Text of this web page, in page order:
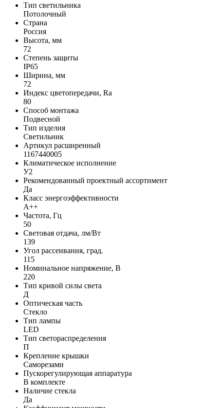
Тип светильника
Потолочный
Страна
Россия
Высота, мм
72
Степень защиты
IP65
Ширина, мм
72
Индекс цветопередачи, Ra
80
Способ монтажа
Подвесной
Тип изделия
Светильник
Артикул расширенный
1167440005
Климатическое исполнение
У2
Рекомендованный проектный ассортимент
Да
Класс энергоэффективности
A++
Частота, Гц
50
Световая отдача, лм/Вт
139
Угол рассеивания, град.
115
Номинальное напряжение, В
220
Тип кривой силы света
Д
Оптическая часть
Стекло
Тип лампы
LED
Тип светораспределения
П
Крепление крышки
Саморезами
Пускорегулирующая аппаратура
В комплекте
Наличие стекла
Да